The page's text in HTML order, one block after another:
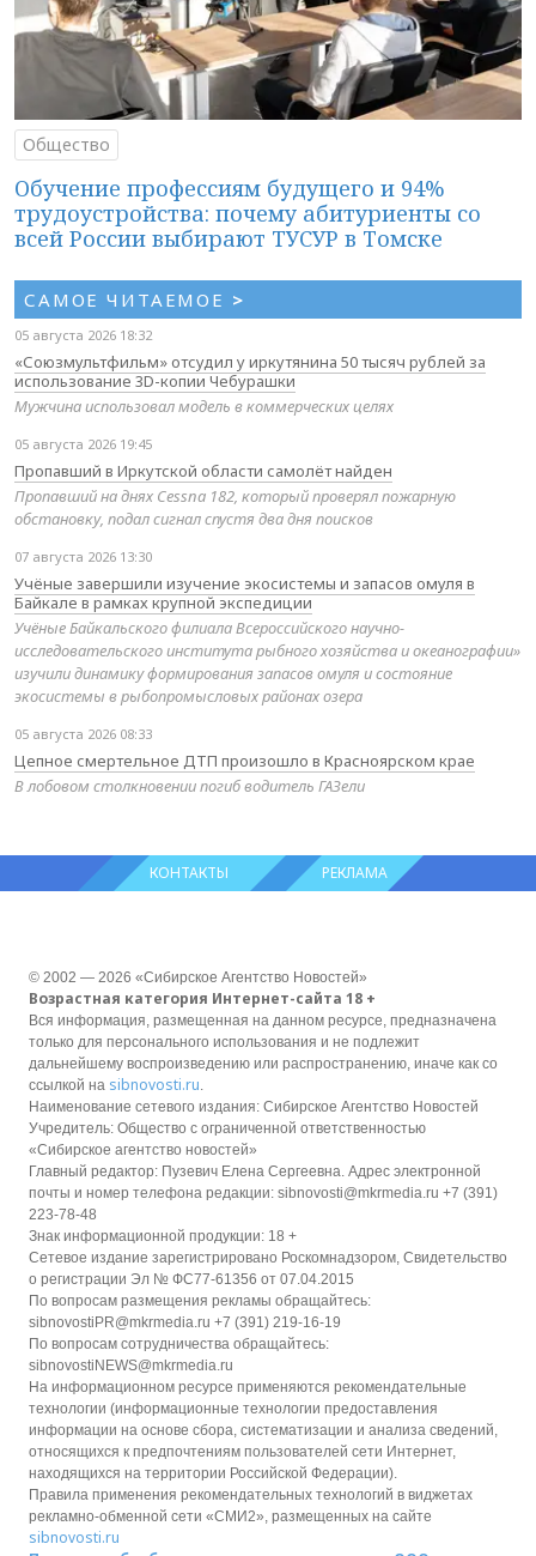
Общество
Обучение профессиям будущего и 94%
трудоустройства: почему абитуриенты со
всей России выбирают ТУСУР в Томске
САМОЕ ЧИТАЕМОЕ >
05 августа 2026 18:32
«Союзмультфильм» отсудил у иркутянина 50 тысяч рублей за
использование 3D-копии Чебурашки
Мужчина использовал модель в коммерческих целях
05 августа 2026 19:45
Пропавший в Иркутской области самолёт найден
Пропавший на днях Cessna 182, который проверял пожарную
обстановку, подал сигнал спустя два дня поисков
07 августа 2026 13:30
Учёные завершили изучение экосистемы и запасов омуля в
Байкале в рамках крупной экспедиции
Учёные Байкальского филиала Всероссийского научно-
исследовательского института рыбного хозяйства и океанографии»
изучили динамику формирования запасов омуля и состояние
экосистемы в рыбопромысловых районах озера
05 августа 2026 08:33
Цепное смертельное ДТП произошло в Красноярском крае
В лобовом столкновении погиб водитель ГАЗели
КОНТАКТЫ РЕКЛАМА
© 2002 — 2026 «Сибирское Агентство Новостей»
Возрастная категория Интернет-сайта 18 +
Вся информация, размещенная на данном ресурсе, предназначена
только для персонального использования и не подлежит
дальнейшему воспроизведению или распространению, иначе как со
ссылкой на sibnovosti.ru
Наименование сетевого издания: Сибирское Агентство Новостей
Учредитель: Общество с ограниченной ответственностью
«Сибирское агентство новостей»
Главный редактор: Пузевич Елена Сергеевна. Адрес электронной
почты и номер телефона редакции: sibnovosti@mkrmedia.ru +7 (391)
223-78-48
Знак информационной продукции: 18 +
Сетевое издание зарегистрировано Роскомнадзором, Свидетельство
о регистрации Эл № ФС77-61356 от 07.04.2015
По вопросам размещения рекламы обращайтесь:
sibnovostiPR@mkrmedia.ru +7 (391) 219-16-19
По вопросам сотрудничества обращайтесь:
sibnovostiNEWS@mkrmedia.ru
На информационном ресурсе применяются рекомендательные
технологии (информационные технологии предоставления
информации на основе сбора, систематизации и анализа сведений,
относящихся к предпочтениям пользователей сети Интернет,
находящихся на территории Российской Федерации).
Правила применения рекомендательных технологий в виджетах
рекламно-обменной сети «СМИ2», размещенных на сайте
sibnovosti.ru